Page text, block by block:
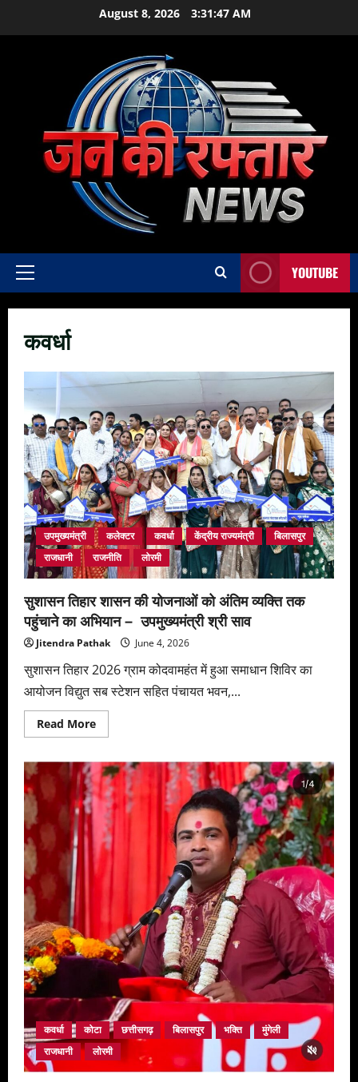
to
August 8, 2026 3:31:48 AM
Primary
YOUTUBE
कवर्धा
उपमुख्यमंत्री कलेक्टर कवर्धा केंद्रीय राज्यमंत्री
बिलासपुर
राजधानी
राजनीति लोरमी
सुशासन तिहार शासन की योजनाओं को अंतिम व्यक्ति तक
पहुंचाने का अभियान – उपमुख्यमंत्री श्री साव
Jitendra Pathak June 4, 2026
सुशासन तिहार 2026 ग्राम कोदवामहंत में हुआ समाधान शिविर का
आयोजन विद्युत सब स्टेशन सहित पंचायत भवन,...
Read MoreRead
more
तिहार
शासन
की
योजनाओं
को
अंतिम
व्यक्ति
तक
पहुंचाने
का
अभियान
उपमुख्यमंत्री
श्री
साव
कवर्धा कोटा छत्तीसगढ़ बिलासपुर भक्ति
मुंगेली
राजधानी
लोरमी